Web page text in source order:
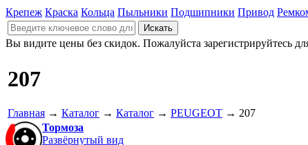
Крепеж Краска Кольца Пыльники Подшипники Привод
Вы видите цены без скидок. Пожалуйста зарегистрируйтесь
207
Главная → Каталог → Каталог → PEUGEOT → 207
Тормоза
Развёрнутый вид